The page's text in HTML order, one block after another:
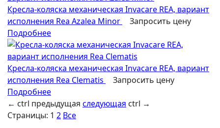
Кресла-коляска механическая Invacare REA, вариант
исполнения Rea Azalea Minor
Запросить цену
Подробнее
Кресла-коляска механическая Invacare REA, вариант
исполнения Rea Clematis
Запросить цену
Подробнее
← ctrl предыдущая следующая ctrl →
Страницы: 1 2 Все